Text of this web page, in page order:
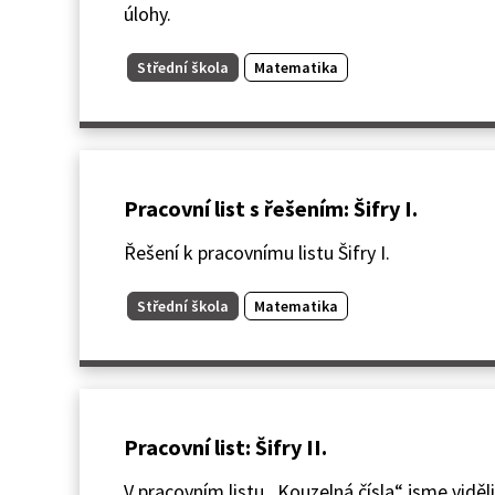
úlohy.
Střední škola Matematika
Pracovní list s řešením: Šifry I.
Řešení k pracovnímu listu Šifry I.
Střední škola Matematika
Pracovní list: Šifry II.